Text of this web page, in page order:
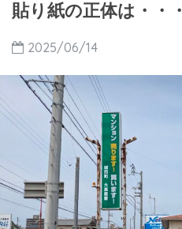
貼り紙の正体は・・・
2025/06/14